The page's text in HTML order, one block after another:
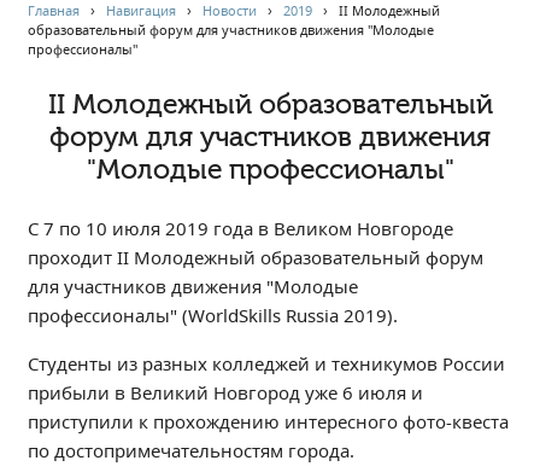
НАВИГАЦИЯ
Профессионалитет
АБИТУРИЕНТУ
Опрос по качеству образования
Новости
Наблюдательный совет
Информация
Независимая оценка качества
Профориентация
Обращения онлайн
Контакты
Региональный центр по профилактике ДДТТ
Главная › Навигация › Новости ›2019 ›II Молодежный
образовательный форум для участников движения "Молодые
профессионалы"
II Молодежный образовательный
форум для участников движения
"Молодые профессионалы"
С 7 по 10 июля 2019 года в Великом Новгороде
проходит II Молодежный образовательный форум
для участников движения "Молодые
профессионалы" (WorldSkills Russia 2019).
Студенты из разных колледжей и техникумов России
прибыли в Великий Новгород уже 6 июля и
приступили к прохождению интересного фото-квеста
по достопримечательностям города.